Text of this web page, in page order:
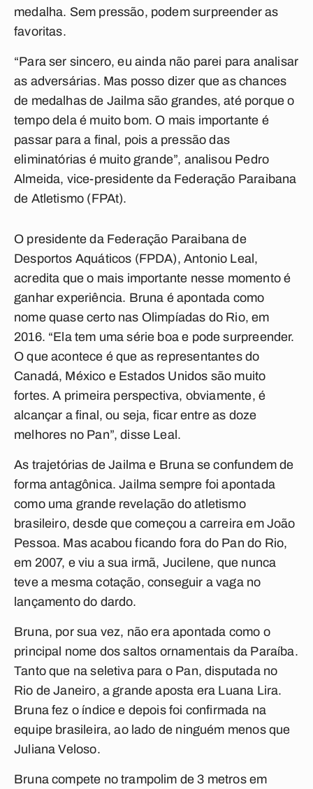
medalha. Sem pressão, podem surpreender as
favoritas.
“Para ser sincero, eu ainda não parei para analisar
as adversárias. Mas posso dizer que as chances
de medalhas de Jailma são grandes, até porque o
tempo dela é muito bom. O mais importante é
passar para a final, pois a pressão das
eliminatórias é muito grande”, analisou Pedro
Almeida, vice-presidente da Federação Paraibana
de Atletismo (FPAt).
O presidente da Federação Paraibana de
Desportos Aquáticos (FPDA), Antonio Leal,
acredita que o mais importante nesse momento é
ganhar experiência. Bruna é apontada como
nome quase certo nas Olimpíadas do Rio, em
2016. “Ela tem uma série boa e pode surpreender.
O que acontece é que as representantes do
Canadá, México e Estados Unidos são muito
fortes. A primeira perspectiva, obviamente, é
alcançar a final, ou seja, ficar entre as doze
melhores no Pan”, disse Leal.
As trajetórias de Jailma e Bruna se confundem de
forma antagônica. Jailma sempre foi apontada
como uma grande revelação do atletismo
brasileiro, desde que começou a carreira em João
Pessoa. Mas acabou ficando fora do Pan do Rio,
em 2007, e viu a sua irmã, Jucilene, que nunca
teve a mesma cotação, conseguir a vaga no
lançamento do dardo.
Bruna, por sua vez, não era apontada como o
principal nome dos saltos ornamentais da Paraíba.
Tanto que na seletiva para o Pan, disputada no
Rio de Janeiro, a grande aposta era Luana Lira.
Bruna fez o índice e depois foi confirmada na
equipe brasileira, ao lado de ninguém menos que
Juliana Veloso.
Bruna compete no trampolim de 3 metros em